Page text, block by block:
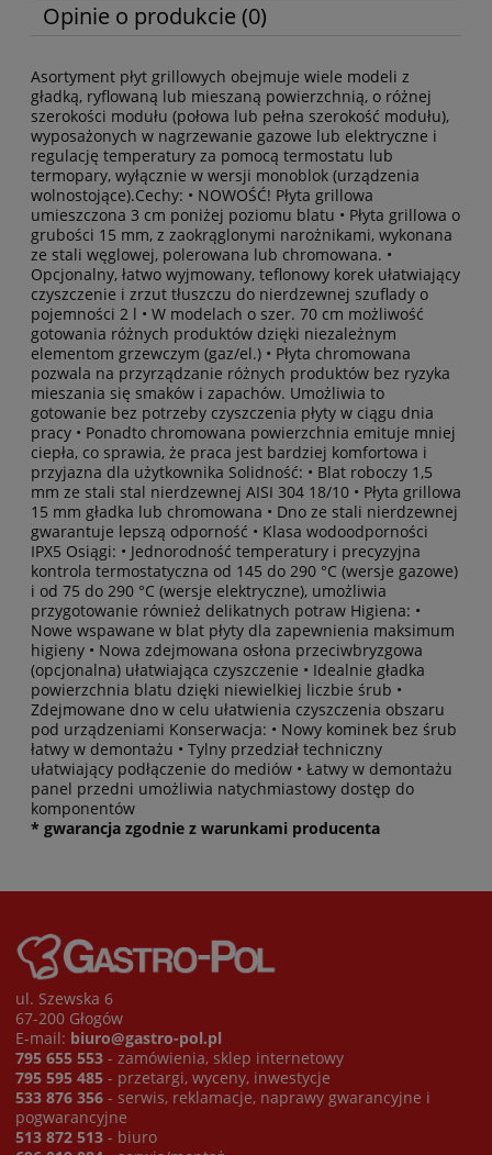
Opinie o produkcie (0)
Asortyment płyt grillowych obejmuje wiele modeli z
gładką, ryflowaną lub mieszaną powierzchnią, o różnej
szerokości modułu (połowa lub pełna szerokość modułu),
wyposażonych w nagrzewanie gazowe lub elektryczne i
regulację temperatury za pomocą termostatu lub
termopary, wyłącznie w wersji monoblok (urządzenia
wolnostojące).Cechy: • NOWOŚĆ! Płyta grillowa
umieszczona 3 cm poniżej poziomu blatu • Płyta grillowa o
grubości 15 mm, z zaokrąglonymi narożnikami, wykonana
ze stali węglowej, polerowana lub chromowana. •
Opcjonalny, łatwo wyjmowany, teflonowy korek ułatwiający
czyszczenie i zrzut tłuszczu do nierdzewnej szuflady o
pojemności 2 l • W modelach o szer. 70 cm możliwość
gotowania różnych produktów dzięki niezależnym
elementom grzewczym (gaz/el.) • Płyta chromowana
pozwala na przyrządzanie różnych produktów bez ryzyka
mieszania się smaków i zapachów. Umożliwia to
gotowanie bez potrzeby czyszczenia płyty w ciągu dnia
pracy • Ponadto chromowana powierzchnia emituje mniej
ciepła, co sprawia, że praca jest bardziej komfortowa i
przyjazna dla użytkownika Solidność: • Blat roboczy 1,5
mm ze stali stal nierdzewnej AISI 304 18/10 • Płyta grillowa
15 mm gładka lub chromowana • Dno ze stali nierdzewnej
gwarantuje lepszą odporność • Klasa wodoodporności
IPX5 Osiągi: • Jednorodność temperatury i precyzyjna
kontrola termostatyczna od 145 do 290 °C (wersje gazowe)
i od 75 do 290 °C (wersje elektryczne), umożliwia
przygotowanie również delikatnych potraw Higiena: •
Nowe wspawane w blat płyty dla zapewnienia maksimum
higieny • Nowa zdejmowana osłona przeciwbryzgowa
(opcjonalna) ułatwiająca czyszczenie • Idealnie gładka
powierzchnia blatu dzięki niewielkiej liczbie śrub •
Zdejmowane dno w celu ułatwienia czyszczenia obszaru
pod urządzeniami Konserwacja: • Nowy kominek bez śrub
łatwy w demontażu • Tylny przedział techniczny
ułatwiający podłączenie do mediów • Łatwy w demontażu
panel przedni umożliwia natychmiastowy dostęp do
komponentów
* gwarancja zgodnie z warunkami producenta
ul. Szewska 6
67-200 Głogów
E-mail: biuro@gastro-pol.pl
795 655 553 - zamówienia, sklep internetowy
795 595 485 - przetargi, wyceny, inwestycje
533 876 356 - serwis, reklamacje, naprawy gwarancyjne i
pogwarancyjne
513 872 513 - biuro